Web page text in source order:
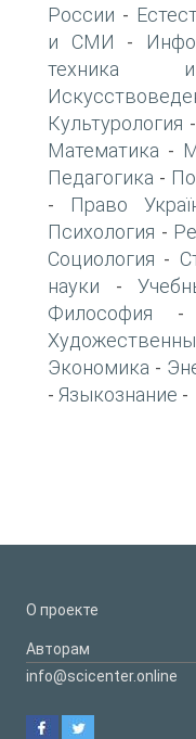
России -
и СМИ -
техника
Культурология
Математика -
Педагогика -
- Право
Психология -
Социология -
науки -
Философия
Экономика -
- Языкознание -
О проекте
Авторам
info@scicenter.online